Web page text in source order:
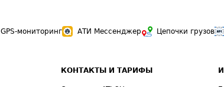
GPS-мониторинг АТИ Мессенджер Цепочки грузов
КОНТАКТЫ И ТАРИФЫ